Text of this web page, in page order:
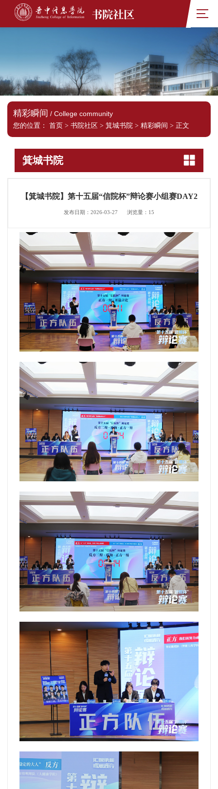
书院社区
精彩瞬间 / College community
您的位置：
首页 > 书院社区 > 箕城书院 > 精彩瞬间 > 正文
箕城书院
【箕城书院】第十五届“信院杯”辩论赛小组赛DAY2
发布日期：2026-03-27 浏览量： 15